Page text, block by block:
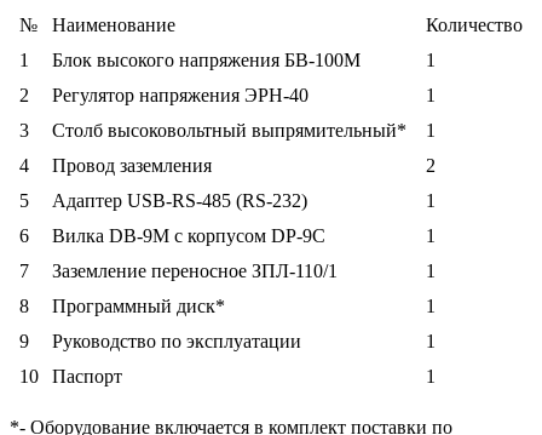
№
Наименование
Количество
1
Блок высокого напряжения БВ-100М
1
2
Регулятор напряжения ЭРН-40
1
3
Столб высоковольтный выпрямительный*
1
4
Провод заземления
2
5
Адаптер USB-RS-485 (RS-232)
1
6
Вилка DB-9М с корпусом DP-9C
1
7
Заземление переносное ЗПЛ-110/1
1
8
Программный диск*
1
9
Руководство по эксплуатации
1
10
Паспорт 1
*- Оборудование включается в комплект поставки по